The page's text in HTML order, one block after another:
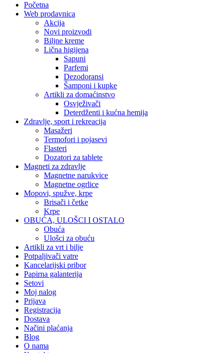
Početna
Web prodavnica
Akcija
Novi proizvodi
Biljne kreme
Lična higijena
Sapuni
Parfemi
Dezodoransi
Šamponi i kupke
Artikli za domaćinstvo
Osvježivači
Deterdženti i kućna hemija
Zdravlje, sport i rekreacija
Masažeri
Termofori i pojasevi
Flasteri
Dozatori za tablete
Magneti za zdravlje
Magnetne narukvice
Magnetne ogrlice
Mopovi, spužve, krpe
Brisači i četke
Krpe
OBUĆA, ULOŠCI I OSTALO
Obuća
Ulošci za obuću
Artikli za vrt i bilje
Potpaljivači vatre
Kancelarijski pribor
Papirna galanterija
Setovi
Moj nalog
Prijava
Registracija
Dostava
Načini plaćanja
Blog
O nama